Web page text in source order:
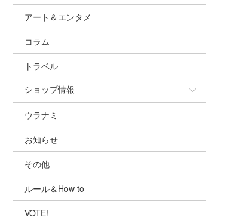
アート＆エンタメ
コラム
トラベル
ショップ情報
ショップ情報
湘南
千葉北
伊豆
千葉南
ウラナミ
お知らせ
その他
ルール＆How to
VOTE!